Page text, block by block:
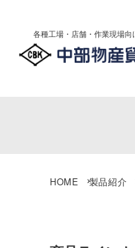
各種工場・店舗・作業現場
HOME 製品紹介